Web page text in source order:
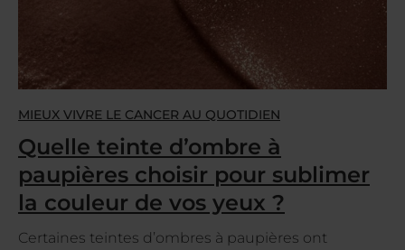
MIEUX VIVRE LE CANCER AU QUOTIDIEN
Quelle teinte d’ombre à
paupières choisir pour sublimer
la couleur de vos yeux ?
Certaines teintes d’ombres à paupières ont